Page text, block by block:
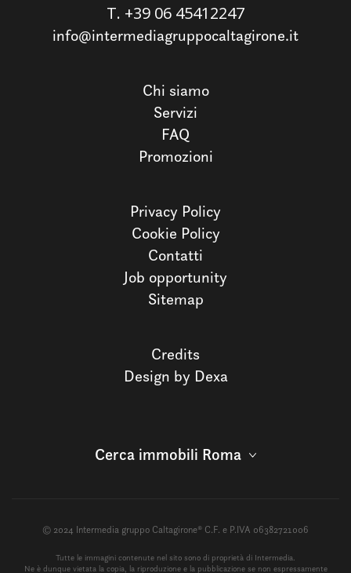
T. +39 06 45412247
info@intermediagruppocaltagirone.it
Chi siamo
Servizi
FAQ
Promozioni
Privacy Policy
Cookie Policy
Contatti
Job opportunity
Sitemap
Credits
Design by Dexa
Cerca immobili Roma
© 2024 Intermedia gruppo Caltagirone® C.F. e P.IVA 06382721006
Tutte le immagini contenute nel sito sono di proprietà di Intermedia.
Ne è dunque vietata la copia, la riproduzione e la pubblicazione se non espressamente